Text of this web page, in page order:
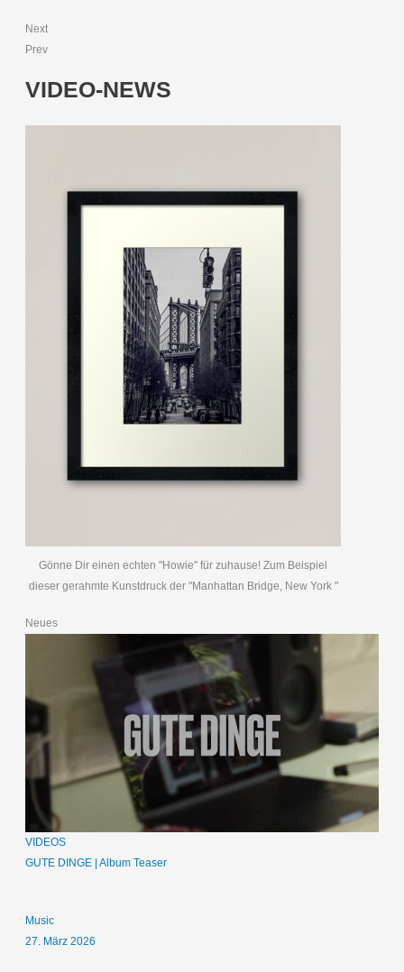
Next
Prev
VIDEO-NEWS
Gönne Dir einen echten "Howie" für zuhause! Zum Beispiel
dieser gerahmte Kunstdruck der "Manhattan Bridge, New York "
Neues
VIDEOS
GUTE DINGE | Album Teaser
Music
27. März 2026